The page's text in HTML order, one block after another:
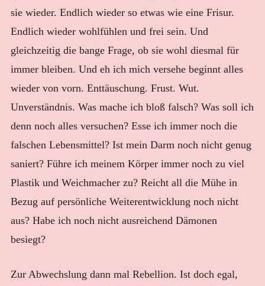
sie wieder. Endlich wieder so etwas wie eine Frisur.
Endlich wieder wohlfühlen und frei sein. Und
gleichzeitig die bange Frage, ob sie wohl diesmal für
immer bleiben. Und eh ich mich versehe beginnt alles
wieder von vorn. Enttäuschung. Frust. Wut.
Unverständnis. Was mache ich bloß falsch? Was soll ich
denn noch alles versuchen? Esse ich immer noch die
falschen Lebensmittel? Ist mein Darm noch nicht genug
saniert? Führe ich meinem Körper immer noch zu viel
Plastik und Weichmacher zu? Reicht all die Mühe in
Bezug auf persönliche Weiterentwicklung noch nicht
aus? Habe ich noch nicht ausreichend Dämonen
besiegt?
Zur Abwechslung dann mal Rebellion. Ist doch egal,